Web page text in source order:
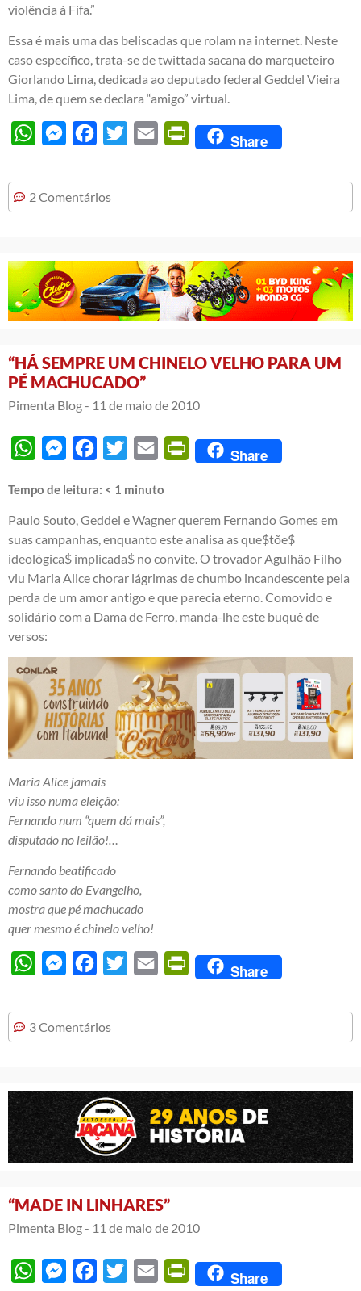
violência à Fifa.”
Essa é mais uma das beliscadas que rolam na internet. Neste
caso específico, trata-se de twittada sacana do marqueteiro
Giorlando Lima, dedicada ao deputado federal Geddel Vieira
Lima, de quem se declara “amigo” virtual.
WhatsAppMessengerFacebook
Twitter Email PrintFriendly
Share
2 Comentários
“HÁ SEMPRE UM CHINELO VELHO PARA UM
PÉ MACHUCADO”
Pimenta Blog - 11 de maio de 2010
WhatsAppMessengerFacebook
Twitter Email PrintFriendly
Share
Tempo de leitura: < 1 minuto
Paulo Souto, Geddel e Wagner querem Fernando Gomes em
suas campanhas, enquanto este analisa as que$tõe$
ideológica$ implicada$ no convite. O trovador Agulhão Filho
viu Maria Alice chorar lágrimas de chumbo incandescente pela
perda de um amor antigo e que parecia eterno. Comovido e
solidário com a Dama de Ferro, manda-lhe este buquê de
versos:
Maria Alice jamais
viu isso numa eleição:
Fernando num “quem dá mais”,
disputado no leilão!…
Fernando beatificado
como santo do Evangelho,
mostra que pé machucado
quer mesmo é chinelo velho!
WhatsAppMessengerFacebook
Twitter Email PrintFriendly
Share
3 Comentários
“MADE IN LINHARES”
Pimenta Blog - 11 de maio de 2010
WhatsAppMessengerFacebook
Twitter Email PrintFriendly
Share